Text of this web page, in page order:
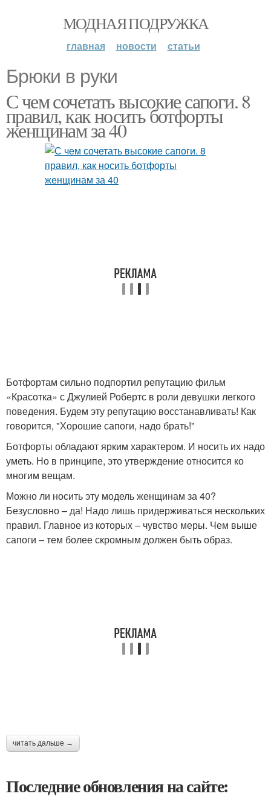
МОДНАЯ ПОДРУЖКА
главная новости статьи
Брюки в руки
С чем сочетать высокие сапоги. 8
правил, как носить ботфорты
женщинам за 40
Ботфортам сильно подпортил репутацию фильм
«Красотка» с Джулией Робертс в роли девушки легкого
поведения. Будем эту репутацию восстанавливать! Как
говорится, "Хорошие сапоги, надо брать!"
Ботфорты обладают ярким характером. И носить их надо
уметь. Но в принципе, это утверждение относится ко
многим вещам.
Можно ли носить эту модель женщинам за 40?
Безусловно – да! Надо лишь придерживаться нескольких
правил. Главное из которых – чувство меры. Чем выше
сапоги – тем более скромным должен быть образ.
читать дальше →
Последние обновления на сайте: